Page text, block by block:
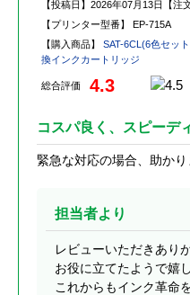
【投稿日】 2026年07月13日 【注
【プリンター型番】 EP-715A
【購入商品】 SAT-6CL(6色セッ
換インクカートリッジ
総合評価 4.3
コスパ良く、スピーデ
緊急な対応の場合、助かり
担当者より
レビューいただきあり
お役に立てたようで嬉
これからもインク革命